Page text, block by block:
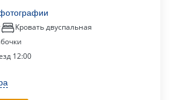
Кровать двуспальная
12:00